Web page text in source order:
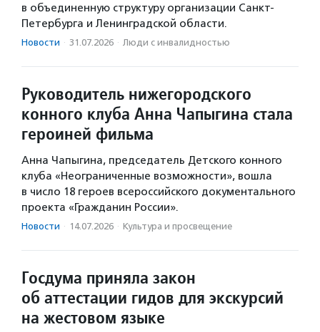
в объединенную структуру организации Санкт-
Петербурга и Ленинградской области.
Новости · 31.07.2026 · Люди с инвалидностью
Руководитель нижегородского
конного клуба Анна Чапыгина стала
героиней фильма
Анна Чапыгина, председатель Детского конного
клуба «Неограниченные возможности», вошла
в число 18 героев всероссийского документального
проекта «Гражданин России».
Новости · 14.07.2026 · Культура и просвещение
Госдума приняла закон
об аттестации гидов для экскурсий
на жестовом языке